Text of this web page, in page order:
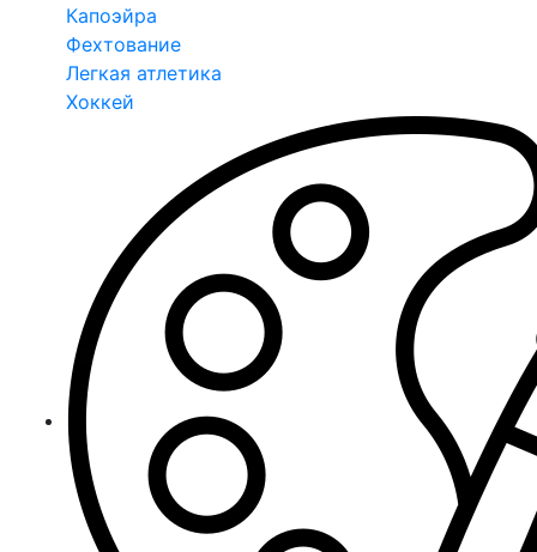
Капоэйра
Фехтование
Легкая атлетика
Хоккей